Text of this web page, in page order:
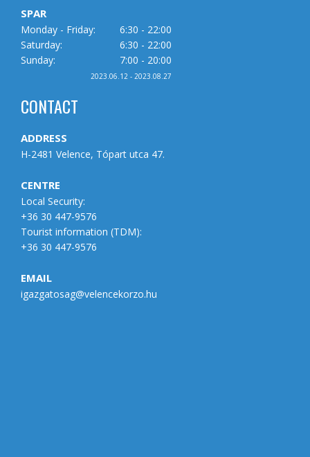
SPAR
Monday - Friday:
6:30 - 22:00
Saturday:
6:30 - 22:00
Sunday:
7:00 - 20:00
2023.06.12 - 2023.08.27
CONTACT
ADDRESS
H-2481 Velence, Tópart utca 47.
CENTRE
Local Security:
+36 30 447-9576
Tourist information (TDM):
+36 30 447-9576
EMAIL
igazgatosag@velencekorzo.hu